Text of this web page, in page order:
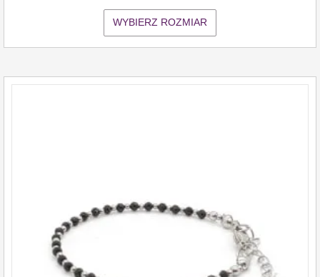
WYBIERZ ROZMIAR